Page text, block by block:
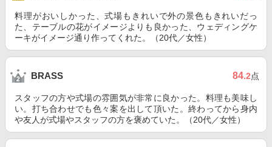
料理がおいしかった、式場もきれいで外の景色もきれいだっ
た、テーブルの花がイメージよりも良かった、ウェディングケ
ーキがイメージ通り作ってくれた。（20代／女性）
BRASS 84.2点
スタッフの方や式場の雰囲気が非常に良かった。料理も美味し
い。打ち合わせでも色々案を出して頂いた。終わってから身内
や友人が式場やスタッフの方を褒めていた。（20代／女性）